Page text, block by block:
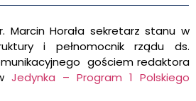
Marcin Horała sekretarz stanu w
i pełnomocnik rządu ds.
gościem redaktora
Jedynka – Program 1 Polskiego